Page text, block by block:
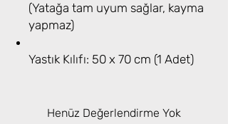
(Yatağa tam uyum sağlar, kayma
yapmaz)
Yastık Kılıfı: 50 x 70 cm (1 Adet)
Henüz Değerlendirme Yok